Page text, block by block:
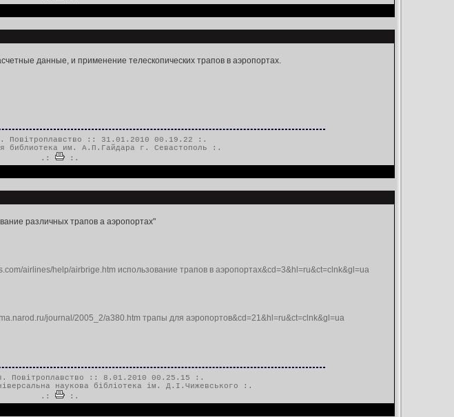
данные, и применение телескопических трапов в аэропортах.
Повітроплавство :: 31.01.2010 00.19.22 :.
библиотека им. А.П.Гайдара г. Севастополь :.
.:
:.
различных трапов а аэропортах"
airlines/help/airbrige.htm использование трапов в аэропортах&cd=3&hl=ru&ct=clnk&gl=ua
journal/2005_2/a380.htm трапы для аэропортов&cd=21&hl=ru&ct=clnk&gl=ua
Повітроплавство :: 8.01.2010 00.25.15 :.
наукова бібліотека ім. Д.І.Чижевського :.
.:
:.